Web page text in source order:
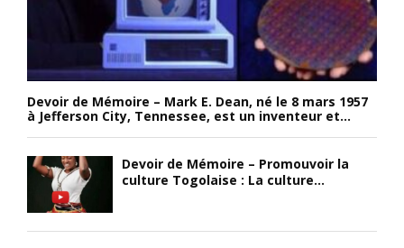
Devoir de Mémoire – Mark E. Dean, né le 8 mars 1957
à Jefferson City, Tennessee, est un inventeur et...
Devoir de Mémoire – Promouvoir la
culture Togolaise : La culture...